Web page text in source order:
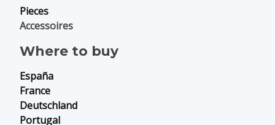
Pieces
Accessoires
Where to buy
España
France
Deutschland
Portugal